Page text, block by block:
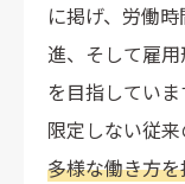
に掲げ、労働
進、そして雇
を目指してい
限定しない従来
多様な働き方